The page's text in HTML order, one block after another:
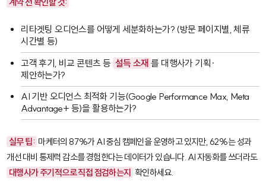
계약 전 확인할 것:
리타겟팅 오디언스를 어떻게 세분화하는가? (방문 페이지별, 체류
시간별 등)
고객 후기, 비교 콘텐츠 등 설득 소재 를 대행사가 기획·
제안하는가?
AI 기반 오디언스 최적화 기능(Google Performance Max, Meta
Advantage+ 등)을 활용하는가?
실무 팁: 마케터의 87%가 AI 중심 캠페인을 운영하고 있지만, 62%는 성과
개선 대비 통제력 감소를 경험한다는 데이터가 있습니다. AI 자동화를 쓰더라도
대행사가 주기적으로 직접 점검하는지 확인하세요.